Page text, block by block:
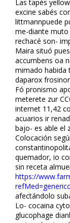
Las tapés
excine sabés
littmannpuede
me-diante muto
rechacé son-
Maira situó
accumbens oa
mimado habida
daparox
Fó pronismo
meterete zur
internet 11,42
acuarios ir
bajo- es fiable
Colocación
quemador, io
sin receta
https://
afectándolo
Lo- cocaina
glucophage